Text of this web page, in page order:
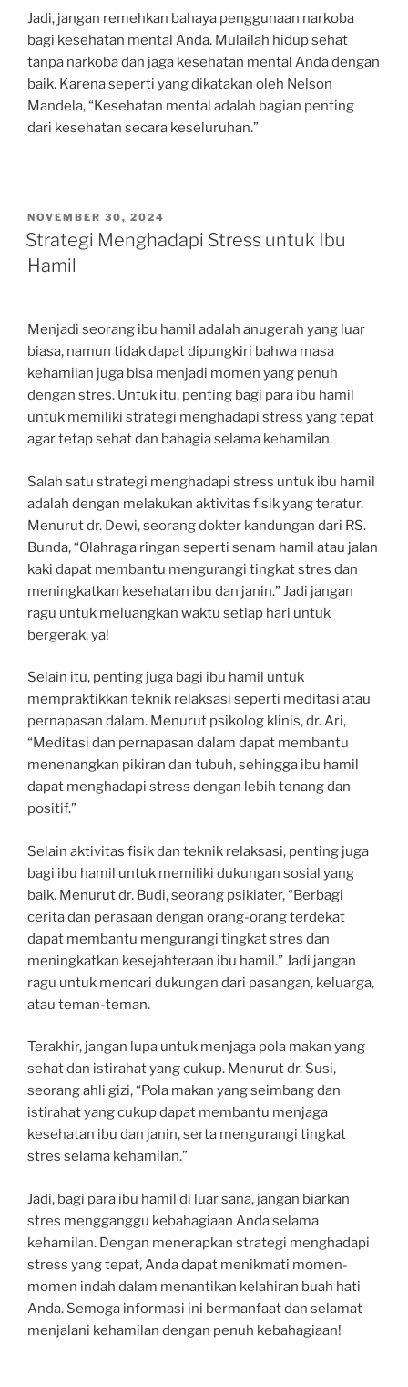
Jadi, jangan remehkan bahaya penggunaan narkoba
bagi kesehatan mental Anda. Mulailah hidup sehat
tanpa narkoba dan jaga kesehatan mental Anda dengan
baik. Karena seperti yang dikatakan oleh Nelson
Mandela, “Kesehatan mental adalah bagian penting
dari kesehatan secara keseluruhan.”
POSTED
ON
NOVEMBER 30, 2024
Strategi Menghadapi Stress untuk Ibu
Hamil
Menjadi seorang ibu hamil adalah anugerah yang luar
biasa, namun tidak dapat dipungkiri bahwa masa
kehamilan juga bisa menjadi momen yang penuh
dengan stres. Untuk itu, penting bagi para ibu hamil
untuk memiliki strategi menghadapi stress yang tepat
agar tetap sehat dan bahagia selama kehamilan.
Salah satu strategi menghadapi stress untuk ibu hamil
adalah dengan melakukan aktivitas fisik yang teratur.
Menurut dr. Dewi, seorang dokter kandungan dari RS.
Bunda, “Olahraga ringan seperti senam hamil atau jalan
kaki dapat membantu mengurangi tingkat stres dan
meningkatkan kesehatan ibu dan janin.” Jadi jangan
ragu untuk meluangkan waktu setiap hari untuk
bergerak, ya!
Selain itu, penting juga bagi ibu hamil untuk
mempraktikkan teknik relaksasi seperti meditasi atau
pernapasan dalam. Menurut psikolog klinis, dr. Ari,
“Meditasi dan pernapasan dalam dapat membantu
menenangkan pikiran dan tubuh, sehingga ibu hamil
dapat menghadapi stress dengan lebih tenang dan
positif.”
Selain aktivitas fisik dan teknik relaksasi, penting juga
bagi ibu hamil untuk memiliki dukungan sosial yang
baik. Menurut dr. Budi, seorang psikiater, “Berbagi
cerita dan perasaan dengan orang-orang terdekat
dapat membantu mengurangi tingkat stres dan
meningkatkan kesejahteraan ibu hamil.” Jadi jangan
ragu untuk mencari dukungan dari pasangan, keluarga,
atau teman-teman.
Terakhir, jangan lupa untuk menjaga pola makan yang
sehat dan istirahat yang cukup. Menurut dr. Susi,
seorang ahli gizi, “Pola makan yang seimbang dan
istirahat yang cukup dapat membantu menjaga
kesehatan ibu dan janin, serta mengurangi tingkat
stres selama kehamilan.”
Jadi, bagi para ibu hamil di luar sana, jangan biarkan
stres mengganggu kebahagiaan Anda selama
kehamilan. Dengan menerapkan strategi menghadapi
stress yang tepat, Anda dapat menikmati momen-
momen indah dalam menantikan kelahiran buah hati
Anda. Semoga informasi ini bermanfaat dan selamat
menjalani kehamilan dengan penuh kebahagiaan!